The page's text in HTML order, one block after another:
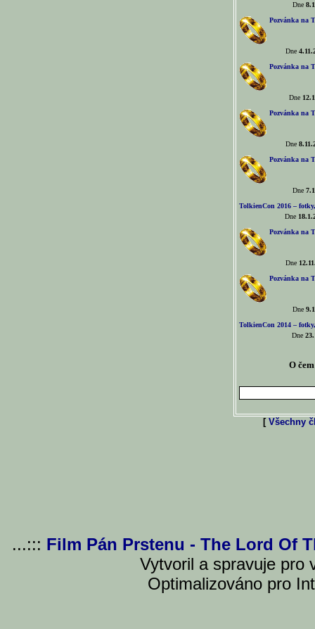
Dne
Pozvánka na
Dne
Pozvánka na
Dne
Pozvánka na
Dne
Pozvánka na
Dne
TolkienCon 2016 –
Dne
Pozvánka na
Dne
Pozvánka na
Dne
TolkienCon 2014 –
Dne
O
[ Všechny
...::: Film Pán Prstenu - The Lord Of
Vytvoril a spravuje pro
Optimalizováno pro